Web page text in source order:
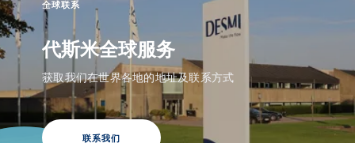
全球联系
代斯米全球服务
获取我们在世界各地的地址及联系方式
联系我们